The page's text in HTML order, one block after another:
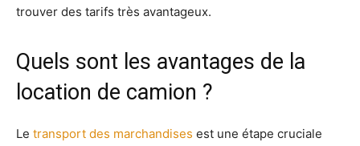
trouver des tarifs très avantageux.
Quels sont les avantages de la
location de camion ?
Le transport des marchandises est une étape cruciale